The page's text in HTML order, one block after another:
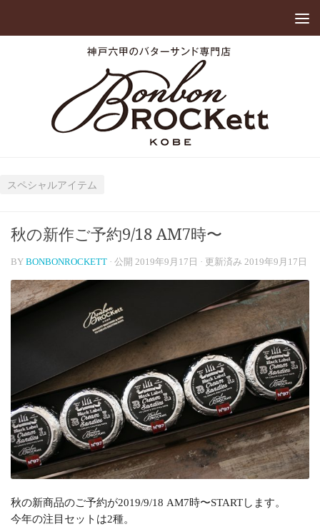
スペシャルアイテム
秋の新作ご予約9/18 AM7時〜
BY BONBONROCKETT · 公開 2019年9月17日 · 更新済み 2019年9月17日
秋の新商品のご予約が2019/9/18 AM7時〜STARTします。
今年の注目セットは2種。